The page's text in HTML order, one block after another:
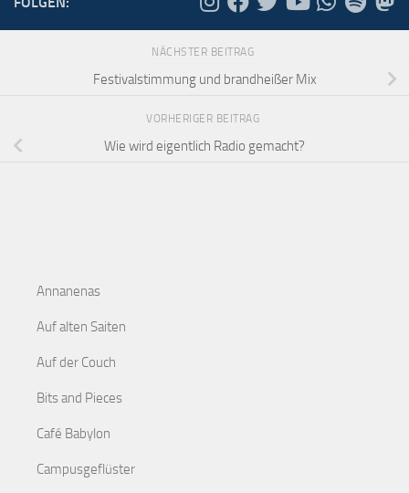
NÄCHSTER BEITRAG
Festivalstimmung und brandheißer Mix
VORHERIGER BEITRAG
Wie wird eigentlich Radio gemacht?
Annanenas
Auf alten Saiten
Auf der Couch
Bits and Pieces
Café Babylon
Campusgeflüster